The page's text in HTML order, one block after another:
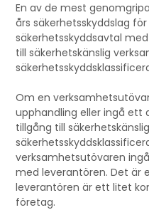
En av de mest
års säkerhetsskyddslag
säkerhetsskyddsavtal
till säkerhetskänslig
Om en
upphandling eller ingå ett
tillgång till
verksamhetsutövaren
med leverantören. Det är
leverantören är ett litet
företag.